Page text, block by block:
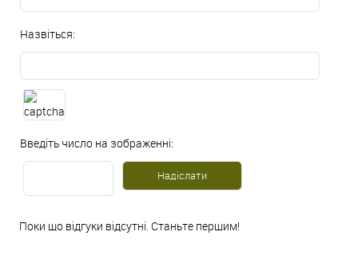
Назвіться:
Введіть число на зображенні:
Поки що відгуки відсутні. Станьте першим!